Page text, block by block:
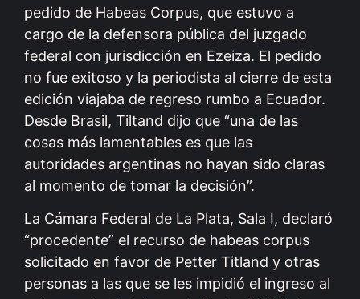
pedido de Habeas Corpus, que estuvo a
cargo de la defensora pública del juzgado
federal con jurisdicción en Ezeiza. El pedido
no fue exitoso y la periodista al cierre de esta
edición viajaba de regreso rumbo a Ecuador.
Desde Brasil, Tiltand dijo que “una de las
cosas más lamentables es que las
autoridades argentinas no hayan sido claras
al momento de tomar la decisión”.
La Cámara Federal de La Plata, Sala I, declaró
“procedente” el recurso de habeas corpus
solicitado en favor de Petter Titland y otras
personas a las que se les impidió el ingreso al